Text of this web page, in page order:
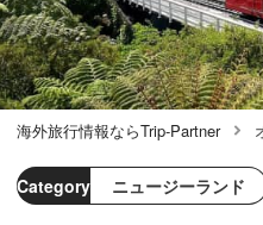
海外旅行情報ならTrip-Partner
Category ニュージーランド